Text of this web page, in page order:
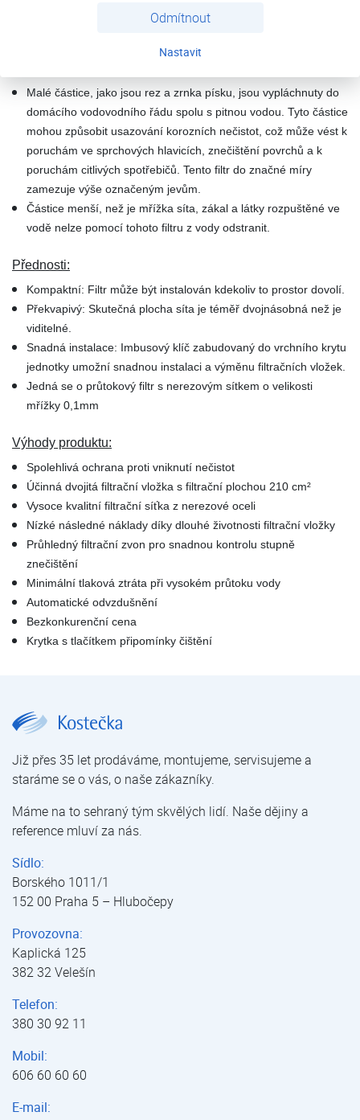
Odmítnout
Nastavit
Tento filtr je vhodný pro užití ve studené pitné vodě o maximální
Malé částice, jako jsou rez a zrnka písku, jsou vypláchnuty do
domácího vodovodního řádu spolu s pitnou vodou. Tyto částice
mohou způsobit usazování korozních nečistot, což může vést k
poruchám ve sprchových hlavicích, znečištění povrchů a k
poruchám citlivých spotřebičů. Tento filtr do značné míry
zamezuje výše označeným jevům.
Částice menší, než je mřížka síta, zákal a látky rozpuštěné ve
vodě nelze pomocí tohoto filtru z vody odstranit.
Přednosti:
Kompaktní: Filtr může být instalován kdekoliv to prostor dovolí.
Překvapivý: Skutečná plocha síta je téměř dvojnásobná než je
viditelné.
Snadná instalace: Imbusový klíč zabudovaný do vrchního krytu
jednotky umožní snadnou instalaci a výměnu filtračních vložek.
Jedná se o průtokový filtr s nerezovým sítkem o velikosti
mřížky 0,1mm
Výhody produktu:
Spolehlivá ochrana proti vniknutí nečistot
Účinná dvojitá filtrační vložka s filtrační plochou 210 cm²
Vysoce kvalitní filtrační síťka z nerezové oceli
Nízké následné náklady díky dlouhé životnosti filtrační vložky
Průhledný filtrační zvon pro snadnou kontrolu stupně
znečištění
Minimální tlaková ztráta při vysokém průtoku vody
Automatické odvzdušnění
Bezkonkurenční cena
Krytka s tlačítkem připomínky čištění
Již přes 35 let prodáváme, montujeme, servisujeme a
staráme se o vás, o naše zákazníky.
Máme na to sehraný tým skvělých lidí. Naše dějiny a
reference mluví za nás.
Sídlo:
Borského 1011/1
152 00 Praha 5 – Hlubočepy
Provozovna:
Kaplická 125
382 32 Velešín
Telefon:
380 30 92 11
Mobil:
606 60 60 60
E-mail: